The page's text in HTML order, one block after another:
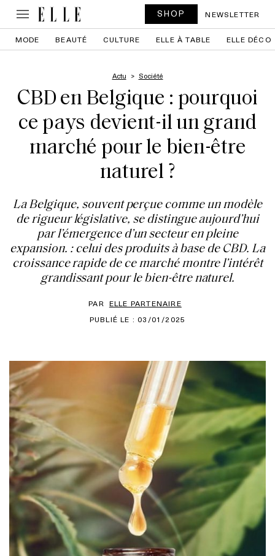
SHOP NEWSLETTER
MODE BEAUTÉ CULTURE ELLE À TABLE ELLE DÉCO
Actu Société
CBD en Belgique : pourquoi
ce pays devient-il un grand
marché pour le bien-être
naturel ?
La Belgique, souvent perçue comme un modèle
de rigueur législative, se distingue aujourd’hui
par l’émergence d’un secteur en pleine
expansion. : celui des produits à base de CBD. La
croissance rapide de ce marché montre l’intérêt
grandissant pour le bien-être naturel.
PAR ELLE PARTENAIRE
PUBLIÉ LE : 03/01/2025